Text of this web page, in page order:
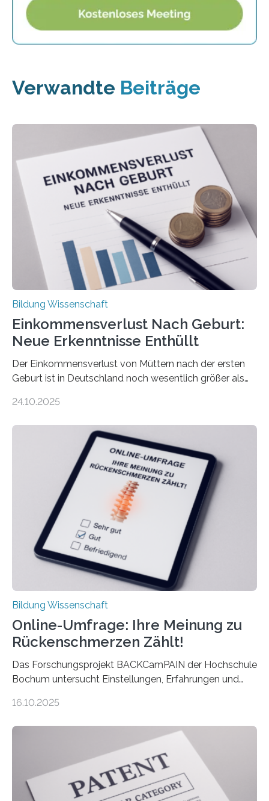
Verwandte Beiträge
Bildung Wissenschaft
Einkommensverlust Nach Geburt:
Neue Erkenntnisse Enthüllt
Der Einkommensverlust von Müttern nach der ersten
Geburt ist in Deutschland noch wesentlich größer als
nach der Geburt durchschnittlich fast 30.000 Euro
langfristigen Auswirkungen auf Karriere und die spätere
Rente. Bisherige Schätzungen lagen bei rund 20.000
Euro und damit etwa 30 Prozent zu niedrig. Zu diesem
Ergebnis kommt eine neue Studie des ZEW Mannheim
mit der Universität Tilburg. „Werden Frauen unter 30
Jahren erstmals…
24.10.2025
Bildung Wissenschaft
Online-Umfrage: Ihre Meinung zu
Rückenschmerzen Zählt!
Das Forschungsprojekt BACKCamPAIN der Hochschule
Bochum untersucht Einstellungen, Erfahrungen und
gehören zu den häufigsten gesundheitlichen
Rückenschmerzen denken und welche Erfahrungen sie
damit gemacht haben, kann entscheidend
beeinflussen, wie Schmerzen verlaufen und welche
Therapien wirken. Diese individuellen Überzeugungen
stehen im Mittelpunkt einer aktuellen Studie der
16.10.2025